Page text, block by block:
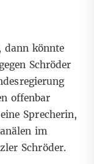
dann könnte
Schröder
offenbar
Sprecherin,
im
Schröder.